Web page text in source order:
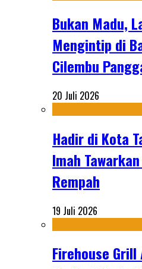
Bukan Madu,
Mengintip di
Cilembu
20 Juli 2026
Hadir di Kota
Imah
Rempah
19 Juli 2026
Firehouse Grill